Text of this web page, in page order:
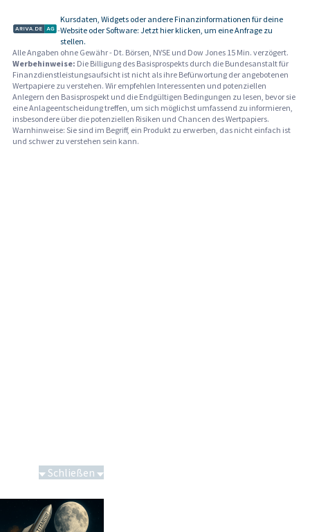
-
Kursdaten, Widgets oder andere Finanzinformationen für deine
Website oder Software: Jetzt hier klicken, um eine Anfrage zu
stellen.
Alle Angaben ohne Gewähr - Dt. Börsen, NYSE und Dow Jones 15 Min. verzögert.
Werbehinweise: Die Billigung des Basisprospekts durch die Bundesanstalt für
Finanzdienstleistungsaufsicht ist nicht als ihre Befürwortung der angebotenen
Wertpapiere zu verstehen. Wir empfehlen Interessenten und potenziellen
Anlegern den Basisprospekt und die Endgültigen Bedingungen zu lesen, bevor sie
eine Anlageentscheidung treffen, um sich möglichst umfassend zu informieren,
insbesondere über die potenziellen Risiken und Chancen des Wertpapiers.
Warnhinweise: Sie sind im Begriff, ein Produkt zu erwerben, das nicht einfach ist
und schwer zu verstehen sein kann.
Schließen